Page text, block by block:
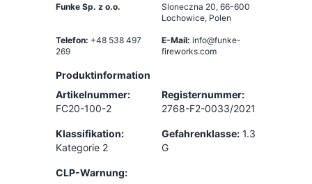
Funke Sp. z o.o. Sloneczna 20, 66-600
Lochowice, Polen
Telefon: +48 538 497
269
E-Mail: info@funke-
fireworks.com
Produktinformation
Artikelnummer:
FC20-100-2
Registernummer:
2768-F2-0033/2021
Klassifikation:
Kategorie 2
Gefahrenklasse: 1.3
G
CLP-Warnung: